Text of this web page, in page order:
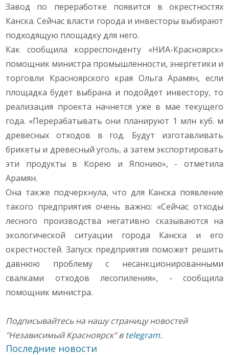
Завод по переработке появится в окрестностях
Канска. Сейчас власти города и инвесторы выбирают
подходящую площадку для него.
Как сообщила корреспонденту «НИА-Красноярск»
помощник министра промышленности, энергетики и
торговли Красноярского края Ольга Арамян, если
площадка будет выбрана и подойдет инвестору, то
реализация проекта начнется уже в мае текущего
года. «Перерабатывать они планируют 1 млн куб. м
древесных отходов в год. Будут изготавливать
брикеты и древесный уголь, а затем экспортировать
эти продукты в Корею и Японию», - отметила
Арамян.
Она также подчеркнула, что для Канска появление
такого предприятия очень важно: «Сейчас отходы
лесного производства негативно сказываются на
экологической ситуации города Канска и его
окрестностей. Запуск предприятия поможет решить
давнюю проблему с несанкционированными
свалками отходов лесопиления», - сообщила
помощник министра.
Подписывайтесь на нашу страницу новостей
"Независимый Красноярск" в telegram.
Последние новости